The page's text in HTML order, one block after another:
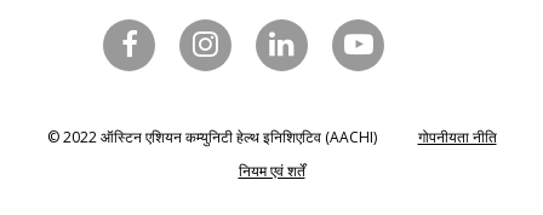
© 2022 ऑस्टिन एशियन कम्युनिटी हेल्थ इनिशिएटिव (AACHI)
गोपनीयता नीति
नियम एवं शर्तें